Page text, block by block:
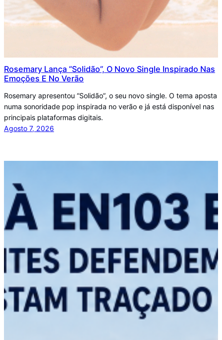
Rosemary Lança “Solidão”, O Novo Single Inspirado Nas
Emoções E No Verão
Rosemary apresentou “Solidão”, o seu novo single. O tema aposta
numa sonoridade pop inspirada no verão e já está disponível nas
principais plataformas digitais.
Agosto 7, 2026